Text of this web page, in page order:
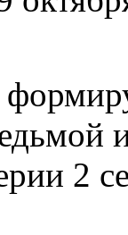
2